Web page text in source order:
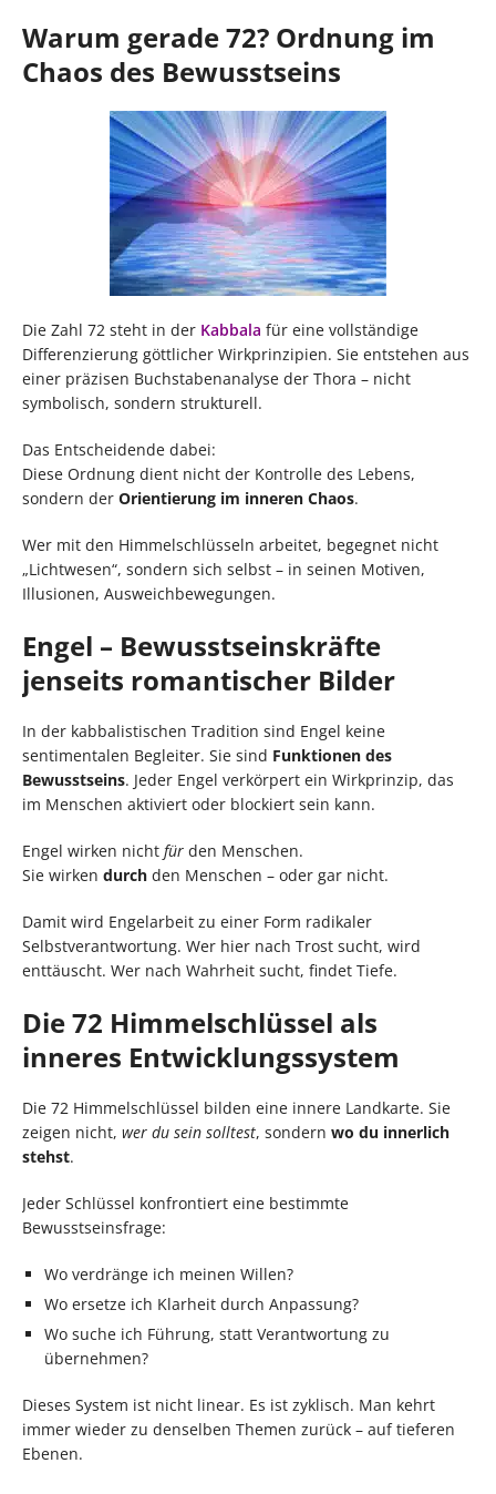
Warum gerade 72? Ordnung im
Chaos des Bewusstseins
Die Zahl 72 steht in der Kabbala für eine vollständige
Differenzierung göttlicher Wirkprinzipien. Sie entstehen aus
einer präzisen Buchstabenanalyse der Thora – nicht
symbolisch, sondern strukturell.
Das Entscheidende dabei:
Diese Ordnung dient nicht der Kontrolle des Lebens,
sondern der Orientierung im inneren Chaos.
Wer mit den Himmelschlüsseln arbeitet, begegnet nicht
„Lichtwesen“, sondern sich selbst – in seinen Motiven,
Illusionen, Ausweichbewegungen.
Engel – Bewusstseinskräfte
jenseits romantischer Bilder
In der kabbalistischen Tradition sind Engel keine
sentimentalen Begleiter. Sie sind Funktionen des
Bewusstseins. Jeder Engel verkörpert ein Wirkprinzip, das
im Menschen aktiviert oder blockiert sein kann.
Engel wirken nicht für den Menschen.
Sie wirken durch den Menschen – oder gar nicht.
Damit wird Engelarbeit zu einer Form radikaler
Selbstverantwortung. Wer hier nach Trost sucht, wird
enttäuscht. Wer nach Wahrheit sucht, findet Tiefe.
Die 72 Himmelschlüssel als
inneres Entwicklungssystem
Die 72 Himmelschlüssel bilden eine innere Landkarte. Sie
zeigen nicht, wer du sein solltest, sondern wo du innerlich
stehst.
Jeder Schlüssel konfrontiert eine bestimmte
Bewusstseinsfrage:
Wo verdränge ich meinen Willen?
Wo ersetze ich Klarheit durch Anpassung?
Wo suche ich Führung, statt Verantwortung zu
übernehmen?
Dieses System ist nicht linear. Es ist zyklisch. Man kehrt
immer wieder zu denselben Themen zurück – auf tieferen
Ebenen.